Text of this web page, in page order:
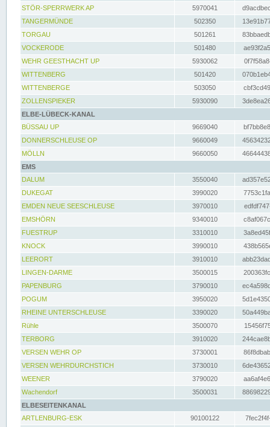
STÖR-SPERRWERK AP 5970041
TANGERMÜNDE
502350
TORGAU
501261
VOCKERODE
501480
WEHR GEESTHACHT UP
5930062
WITTENBERG
501420
WITTENBERGE
503050
ZOLLENSPIEKER
5930090
ELBE-LÜBECK-KANAL
BÜSSAU UP
9669040
DONNERSCHLEUSE OP
9660049
MÖLLN
9660050
EMS
DALUM
3550040
DUKEGAT
3990020
EMDEN NEUE SEESCHLEUSE
3970010
EMSHÖRN
9340010
FUESTRUP
3310010
KNOCK
3990010
LEERORT
3910010
LINGEN-DARME
3500015
PAPENBURG
3790010
POGUM
3950020
RHEINE UNTERSCHLEUSE
3390020
Rühle
3500070
TERBORG
3910020
VERSEN WEHR OP
3730001
VERSEN WEHRDURCHSTICH
3730010
WEENER
3790020
Wachendorf
3500031
ELBESEITENKANAL
ARTLENBURG-ESK
90100122